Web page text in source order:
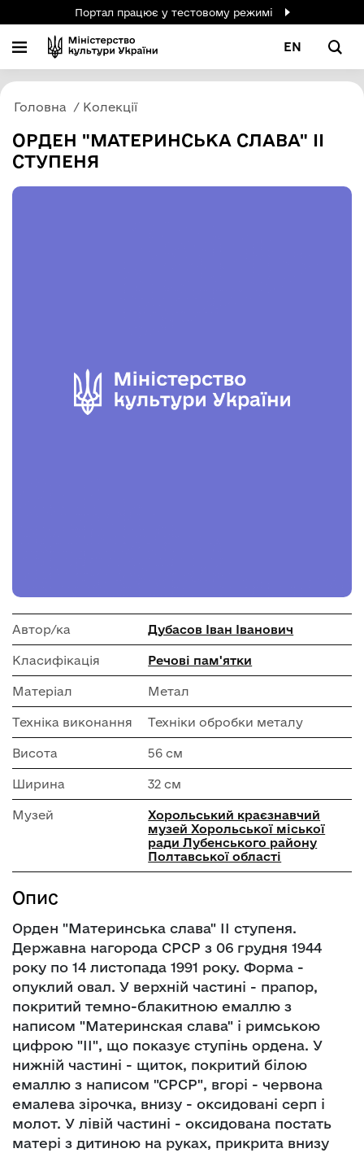
Портал працює у тестовому режимі
EN
Головна Колекції
ОРДЕН "МАТЕРИНСЬКА СЛАВА" ІІ
СТУПЕНЯ
Автор/ка Дубасов Іван Іванович
Класифікація Речові пам'ятки
Матеріал Метал
Техніка виконання Техніки обробки металу
Висота 56 см
Ширина 32 см
Музей
Хорольський краєзнавчий
музей Хорольської міської
ради Лубенського району
Полтавської області
Опис
Орден "Материнська слава" ІІ ступеня.
Державна нагорода СРСР з 06 грудня 1944
року по 14 листопада 1991 року. Форма -
опуклий овал. У верхній частині - прапор,
покритий темно-блакитною емаллю з
написом "Материнская слава" і римською
цифрою "ІІ", що показує ступінь ордена. У
нижній частині - щиток, покритий білою
емаллю з написом "СРСР", вгорі - червона
емалева зірочка, внизу - оксидовані серп і
молот. У лівій частині - оксидована постать
матері з дитиною на руках, прикрита внизу